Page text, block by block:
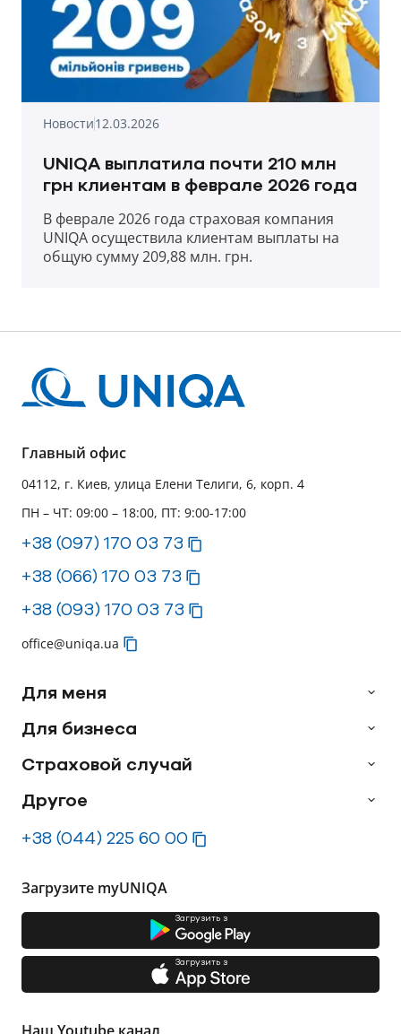
Новости12.03.2026
UNIQA выплатила почти 210 млн
грн клиентам в феврале 2026 года
В феврале 2026 года страховая компания
UNIQA осуществила клиентам выплаты на
общую сумму 209,88 млн. грн.
Главный офис
04112, г. Киев, улица Елени Телиги, 6, корп. 4
ПН – ЧТ: 09:00 – 18:00, ПТ: 9:00-17:00
+38 (097) 170 03 73
+38 (066) 170 03 73
+38 (093) 170 03 73
office@uniqa.ua
Для меня
Для бизнеса
Страховой случай
Другое
+38 (044) 225 60 00
Загрузите myUNIQA
Загрузить з
Загрузить з